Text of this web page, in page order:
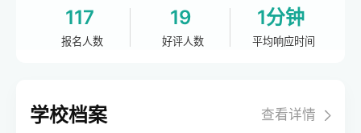
117
报名人数
19
好评人数
1分钟
平均响应时间
学校档案 查看详情